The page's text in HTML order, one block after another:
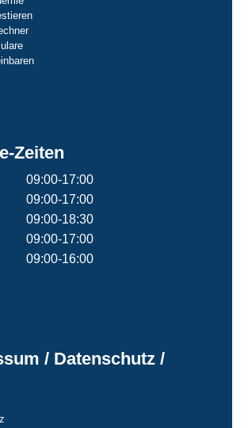
Zeiten
09:00-17:00
09:00-17:00
09:00-18:30
09:00-17:00
09:00-16:00
/ Datenschutz /